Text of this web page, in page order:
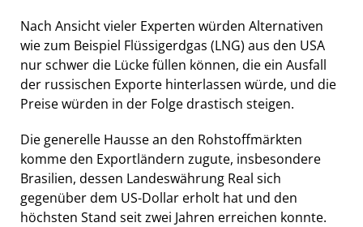
Nach Ansicht vieler Experten würden Alternativen
wie zum Beispiel Flüssigerdgas (LNG) aus den USA
nur schwer die Lücke füllen können, die ein Ausfall
der russischen Exporte hinterlassen würde, und die
Preise würden in der Folge drastisch steigen.
Die generelle Hausse an den Rohstoffmärkten
komme den Exportländern zugute, insbesondere
Brasilien, dessen Landeswährung Real sich
gegenüber dem US-Dollar erholt hat und den
höchsten Stand seit zwei Jahren erreichen konnte.